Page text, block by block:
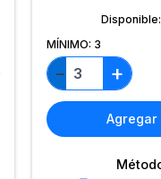
MÍNIMO: 3
− +